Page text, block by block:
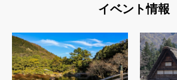
イベント情報